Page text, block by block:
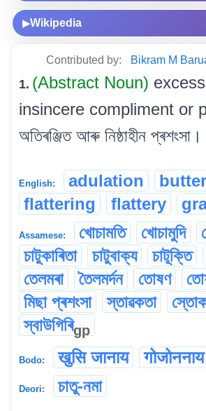
▶Wikipedia
Contributed by: Bikram M
1. (Abstract Noun)
insincere compliment or
অতিৰঞ্জিত আৰু নিষ্ঠাহীন প্ৰশংসা।
English: adulation
flattering
flattery
Assamese: খোচামতি খোচামুদি
চাটুকাৰিতা
চাটুবাক্য চাটূক্তি
তেলমৰা
তৈলমৰ্দন তোষণ
মিছা প্ৰশংসা
স্তাৱকতা
স্বাউগিৰিgp
Bodo: खुसि जानाय गोजोननाय
Deori: চাতু-নমা